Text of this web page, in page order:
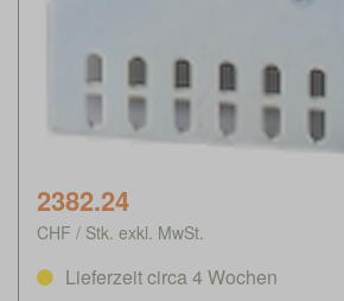
2382.24
CHF / Stk. exkl. MwSt.
Lieferzeit circa 4 Wochen